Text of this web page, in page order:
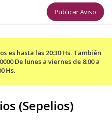
Publicar Aviso
es hasta las 20:30 Hs. También
De lunes a viernes de 8:00 a
Hs.